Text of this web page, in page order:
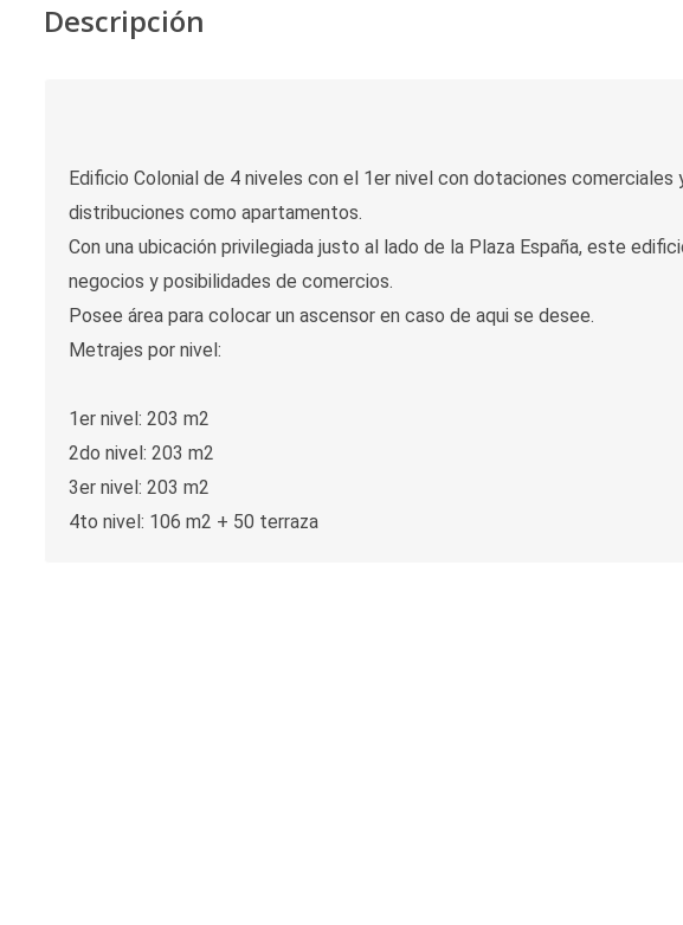
Descripción
Edificio Colonial de 4 niveles con el 1er nivel con dotaciones
distribuciones como apartamentos.
Con una ubicación privilegiada justo al lado de la Plaza España, este
negocios y posibilidades de comercios.
Posee área para colocar un ascensor en caso de aqui se desee.
Metrajes por nivel:
1er nivel: 203 m2
2do nivel: 203 m2
3er nivel: 203 m2
4to nivel: 106 m2 + 50 terraza